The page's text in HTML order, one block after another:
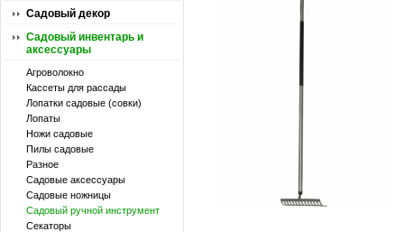
Садовый декор
Садовый инвентарь и
аксессуары
Агроволокно
Кассеты для рассады
Лопатки садовые (совки)
Лопаты
Ножи садовые
Пилы садовые
Разное
Садовые аксессуары
Садовые ножницы
Садовый ручной инструмент
Секаторы